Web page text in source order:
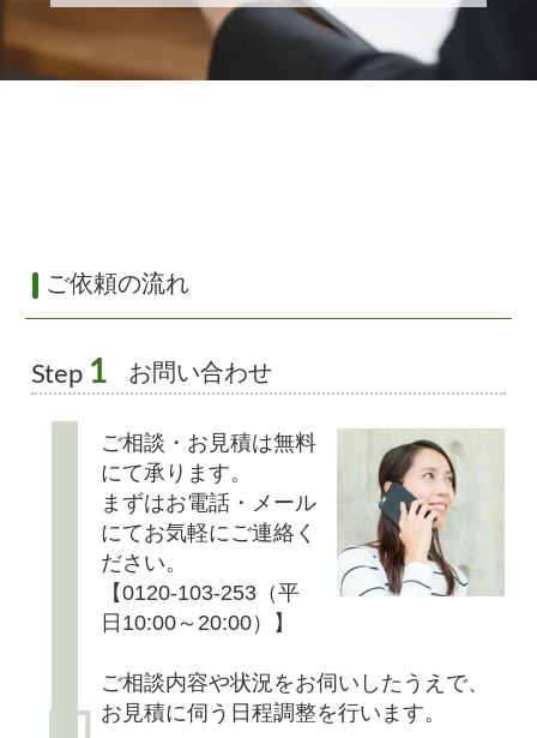
ご依頼の流れ
Step 1 お問い合わせ
ご相談・お見積は無料
にて承ります。
まずはお電話・メール
にてお気軽にご連絡く
ださい。
【0120-103-253（平
日10:00～20:00）】
ご相談内容や状況をお伺いしたうえで、
お見積に伺う日程調整を行います。